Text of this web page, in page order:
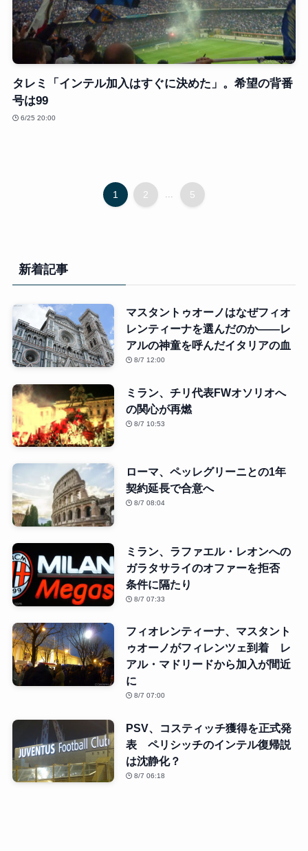
タレミ「インテル加入はすぐに決めた」。希望の背番
号は99
6/25 20:00
1 2 ... 5
新着記事
マスタントゥオーノはなぜフィオ
レンティーナを選んだのか――レ
アルの神童を呼んだイタリアの血
8/7 12:00
ミラン、チリ代表FWオソリオへ
の関心が再燃
8/7 10:53
ローマ、ペッレグリーニとの1年
契約延長で合意へ
8/7 08:04
ミラン、ラファエル・レオンへの
ガラタサライのオファーを拒否
条件に隔たり
8/7 07:33
フィオレンティーナ、マスタント
ゥオーノがフィレンツェ到着 レ
アル・マドリードから加入が間近
に
8/7 07:00
PSV、コスティッチ獲得を正式発
表 ペリシッチのインテル復帰説
は沈静化？
8/7 06:18